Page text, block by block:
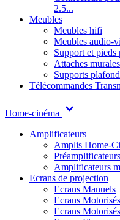
2.5...
Meubles
Meubles hifi
Meubles audio-
Support et pieds
Attaches
Supports
Télécommandes
Home-cinéma
Amplificateurs
Amplis Home-
Amplificateurs
Ecrans de projection
Ecrans Manuels
Ecrans Motorisés
Ecrans